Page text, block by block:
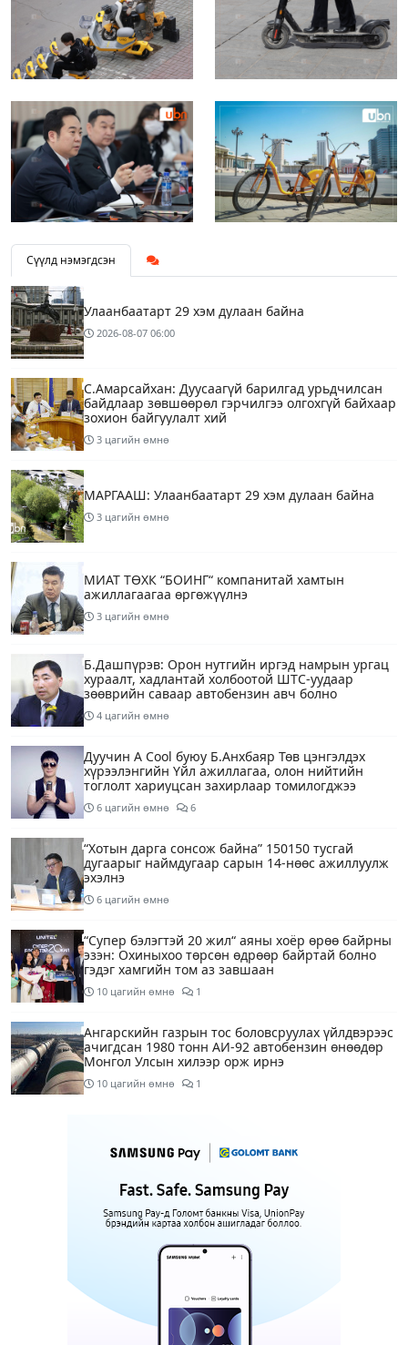
Сүүлд нэмэгдсэн
Улаанбаатарт 29 хэм дулаан байна
2026-08-07 06:00
С.Амарсайхан: Дуусаагүй барилгад урьдчилсан
байдлаар зөвшөөрөл гэрчилгээ олгохгүй байхаар
зохион байгуулалт хий
3 цагийн өмнө
МАРГААШ: Улаанбаатарт 29 хэм дулаан байна
3 цагийн өмнө
МИАТ ТӨХК “БОИНГ“ компанитай хамтын
ажиллагаагаа өргөжүүлнэ
3 цагийн өмнө
Б.Дашпүрэв: Орон нутгийн иргэд намрын ургац
хураалт, хадлантай холбоотой ШТС-уудаар
зөөврийн саваар автобензин авч болно
4 цагийн өмнө
Дуучин A Cool буюу Б.Анхбаяр Төв цэнгэлдэх
хүрээлэнгийн Үйл ажиллагаа, олон нийтийн
тоглолт хариуцсан захирлаар томилогджээ
6 цагийн өмнө 6
“Хотын дарга сонсож байна” 150150 тусгай
дугаарыг наймдугаар сарын 14-нөөс ажиллуулж
эхэлнэ
6 цагийн өмнө
“Супер бэлэгтэй 20 жил“ аяны хоёр өрөө байрны
эзэн: Охиныхоо төрсөн өдрөөр байртай болно
гэдэг хамгийн том аз завшаан
10 цагийн өмнө 1
Ангарскийн газрын тос боловсруулах үйлдвэрээс
ачигдсан 1980 тонн АИ-92 автобензин өнөөдөр
Монгол Улсын хилээр орж ирнэ
10 цагийн өмнө 1
төрийн бодлогын хомсдол үүсээд байна
Нэгдүгээр хорооллын арын замыг өнөөдөр орой
23:00 цагаас түр хааж, борооны ус зайлуулах
шугамын хөндлөн сэтэлгээ хийнэ
Нэгдүгээр ангид элсэгчдийн бүртгэлийг энэ
сарын 17-ноос E-Mongolia системээр зохион